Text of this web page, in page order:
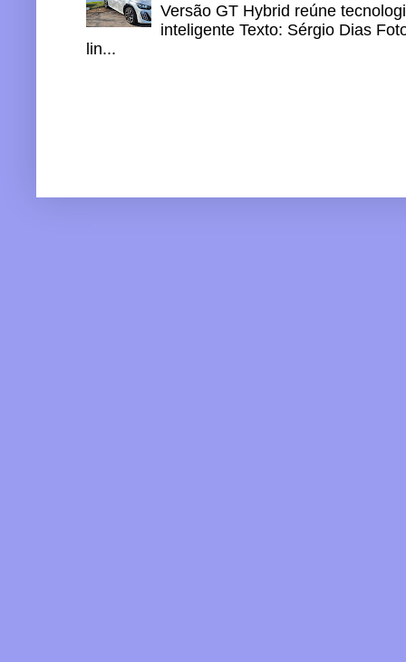
Versão GT Hybrid reúne
inteligente Texto: Sérgio Dias
lin...